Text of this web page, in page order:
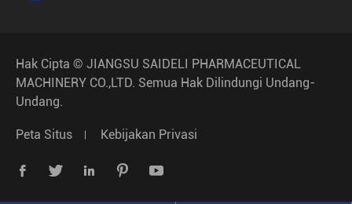
Hak Cipta © JIANGSU SAIDELI PHARMACEUTICAL
MACHINERY CO.,LTD. Semua Hak Dilindungi Undang-
Undang.
Peta Situs Kebijakan Privasi
    